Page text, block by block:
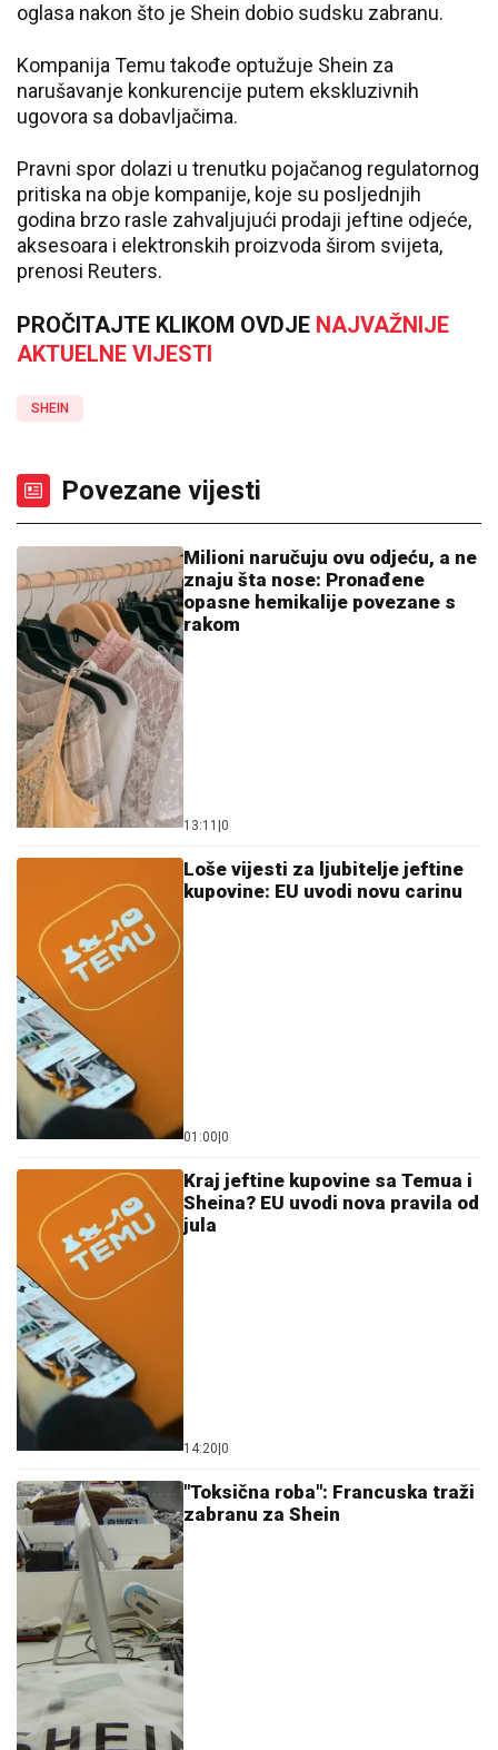
oglasa nakon što je Shein dobio sudsku zabranu.
Kompanija Temu takođe optužuje Shein za
narušavanje konkurencije putem ekskluzivnih
ugovora sa dobavljačima.
Pravni spor dolazi u trenutku pojačanog regulatornog
pritiska na obje kompanije, koje su posljednjih
godina brzo rasle zahvaljujući prodaji jeftine odjeće,
aksesoara i elektronskih proizvoda širom svijeta,
prenosi Reuters.
PROČITAJTE KLIKOM OVDJE NAJVAŽNIJE
AKTUELNE VIJESTI
SHEIN
Povezane vijesti
Milioni naručuju ovu odjeću, a ne
znaju šta nose: Pronađene
opasne hemikalije povezane s
rakom
13:11 0
Loše vijesti za ljubitelje jeftine
kupovine: EU uvodi novu carinu
01:00 0
Kraj jeftine kupovine sa Temua i
Sheina? EU uvodi nova pravila od
jula
14:20 0
"Toksična roba": Francuska traži
zabranu za Shein